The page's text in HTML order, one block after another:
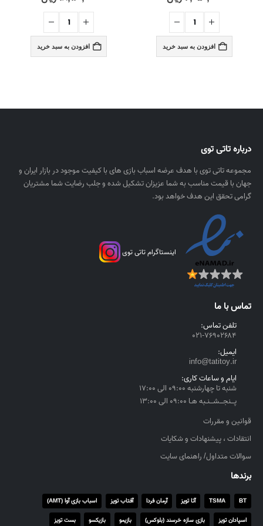
افزودن به سبد خرید افزودن به سبد خرید
درباره تاتی توی
مجموعه تاتی توی با هدف عرضه اسباب بازی های با کیفیت موجود در بازار ایران و
جهان با قیمت مناسب به شما عزیزان تشکیل شده و جلب رضایت شما مشتریان
گرامی تحقق این هدف خواهد بود.
اینستاگرام تاتی توی
تماس با ما
تلفن تماس:
۰۲۱-۷۶۹۰۲۶۸۴
ایمیل:
info@tatitoy.ir
ایام و ساعات کاری:
شنبه تا چهارشنبه ۰۹:۰۰ الی ۱۷:۰۰
پــنجــشــنـبه هـا ۰۹:۰۰ الی ۱۳:۰۰
قوانین و مقررات
انتقادات ، پیشنهادات و شکایات
سوالات متداول/ راهنمای سایت
برندها
BT
TSMA آتا تویز آرمان فردا آفتاب تویز اسباب بازی آوا (AMT)
اسپادان تویز بازی سازه خرسند (بلوکس) بازیمو بازیکسو بست تویز